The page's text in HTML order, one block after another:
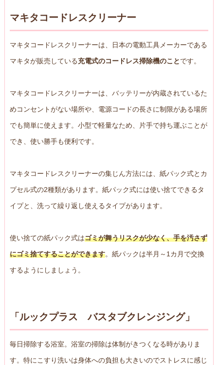
マキタコードレスクリーナー
マキタコードレスクリーナーは、日本の電動工具メーカーである
マキタが販売している充電式のコードレス掃除機のことです。
マキタコードレスクリーナーは、バッテリーが内蔵されているた
めコンセントがない場所や、電源コードの長さに制限がある場所
でも簡単に使えます。小型で軽量なため、片手で持ち運ぶことが
でき、使い勝手も便利です。
マキタコードレスクリーナーの集じん方法には、紙パック式とカ
プセル式の2種類があります。紙パック式には使い捨てできるタ
イプと、洗って繰り返し使えるタイプがあります。
使い捨ての紙パック式はゴミが舞うリスクが少なく、手を汚さず
にゴミ捨てすることができます。紙パックは半月～1カ月で交換
するようにしましょう。
「ルックプラス バスタブクレンジング」
毎日掃除する浴室。浴室の掃除は体制がきつくなる時がありま
す。特にこすり洗いは身体への負担も大きいのでストレスに感じ